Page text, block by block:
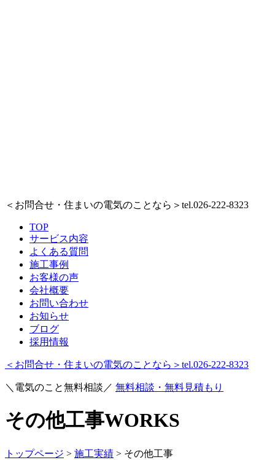
＜お問合せ・住まいの電気のことなら＞ tel.026-222-8323
TOP
サービス内容
よくある質問
施工事例
お客様の声
会社概要
お問い合わせ
お知らせ
ブログ
採用情報
＜お問合せ・住まいの電気のことなら＞ tel.026-222-8323
＼電気のこと無料相談／ 無料相談・無料見積もり
その他工事WORKS
トップページ > 施工実績 > その他工事